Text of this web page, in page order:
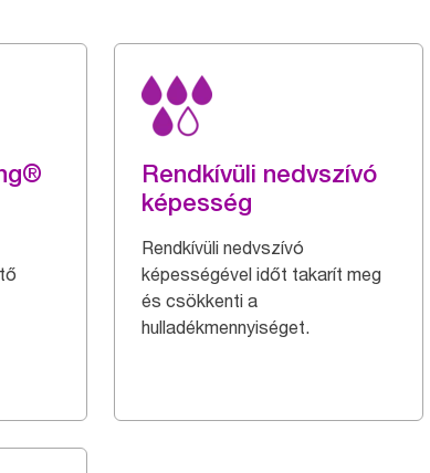
Rendkívüli nedvszívó
képesség
Rendkívüli nedvszívó
képességével időt takarít meg
és csökkenti a
hulladékmennyiséget.